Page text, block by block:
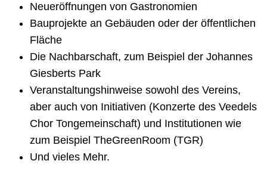
Neueröffnungen von Gastronomien
Bauprojekte an Gebäuden oder der öffentlichen
Fläche
Die Nachbarschaft, zum Beispiel der Johannes
Giesberts Park
Veranstaltungshinweise sowohl des Vereins,
aber auch von Initiativen (Konzerte des Veedels
Chor Tongemeinschaft) und Institutionen wie
zum Beispiel TheGreenRoom (TGR)
Und vieles Mehr.